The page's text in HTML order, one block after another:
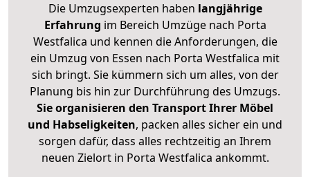
Die Umzugsexperten haben langjährige
Erfahrung im Bereich Umzüge nach Porta
Westfalica und kennen die Anforderungen, die
ein Umzug von Essen nach Porta Westfalica mit
sich bringt. Sie kümmern sich um alles, von der
Planung bis hin zur Durchführung des Umzugs.
Sie organisieren den Transport Ihrer Möbel
und Habseligkeiten, packen alles sicher ein und
sorgen dafür, dass alles rechtzeitig an Ihrem
neuen Zielort in Porta Westfalica ankommt.